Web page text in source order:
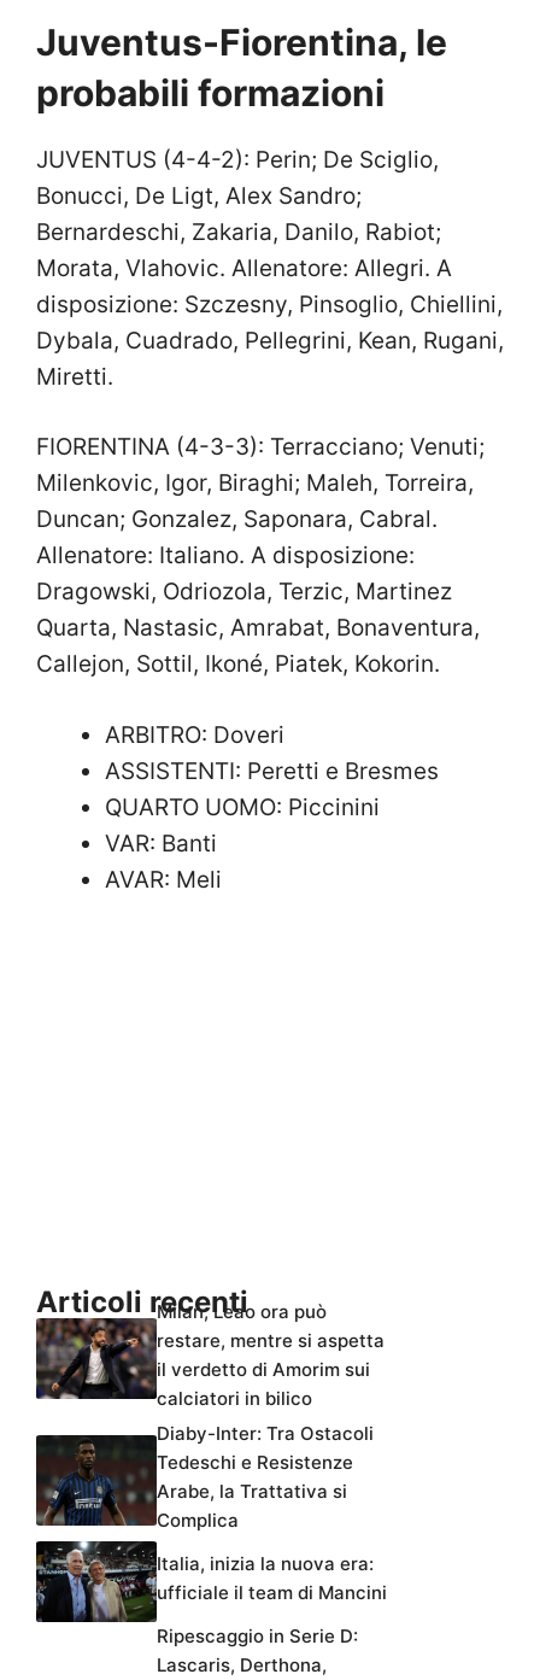
Juventus-Fiorentina, le
probabili formazioni
JUVENTUS (4-4-2): Perin; De Sciglio,
Bonucci, De Ligt, Alex Sandro;
Bernardeschi, Zakaria, Danilo, Rabiot;
Morata, Vlahovic. Allenatore: Allegri. A
disposizione: Szczesny, Pinsoglio, Chiellini,
Dybala, Cuadrado, Pellegrini, Kean, Rugani,
Miretti.
FIORENTINA (4-3-3): Terracciano; Venuti;
Milenkovic, Igor, Biraghi; Maleh, Torreira,
Duncan; Gonzalez, Saponara, Cabral.
Allenatore: Italiano. A disposizione:
Dragowski, Odriozola, Terzic, Martinez
Quarta, Nastasic, Amrabat, Bonaventura,
Callejon, Sottil, Ikoné, Piatek, Kokorin.
ARBITRO: Doveri
ASSISTENTI: Peretti e Bresmes
QUARTO UOMO: Piccinini
VAR: Banti
AVAR: Meli
Articoli recenti
Milan, Leao ora può
restare, mentre si aspetta
il verdetto di Amorim sui
calciatori in bilico
Diaby-Inter: Tra Ostacoli
Tedeschi e Resistenze
Arabe, la Trattativa si
Complica
Italia, inizia la nuova era:
ufficiale il team di Mancini
Ripescaggio in Serie D:
Lascaris, Derthona,